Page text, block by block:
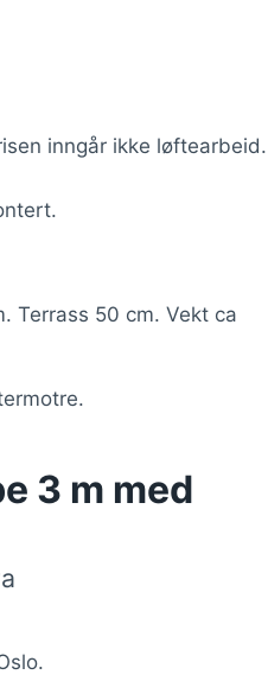
inngår ikke løftearbeid.
Terrass 50 cm. Vekt ca
3 m med